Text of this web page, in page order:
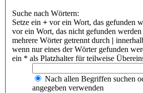
Suche nach Wörtern:
Setze ein + vor ein Wort, das gefunden
vor ein Wort, das nicht gefunden
mehrere Wörter getrennt durch |
wenn nur eines der Wörter gefunden
ein * als Platzhalter für teilweise
Nach allen Begriffen suchen
angegeben verwenden